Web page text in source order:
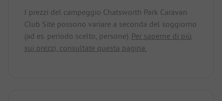
I prezzi del campeggio Chatsworth Park Caravan
Club Site possono variare a seconda del soggiorno
(ad es. periodo scelto, persone). Per saperne di più
sui prezzi, consultate questa pagina.